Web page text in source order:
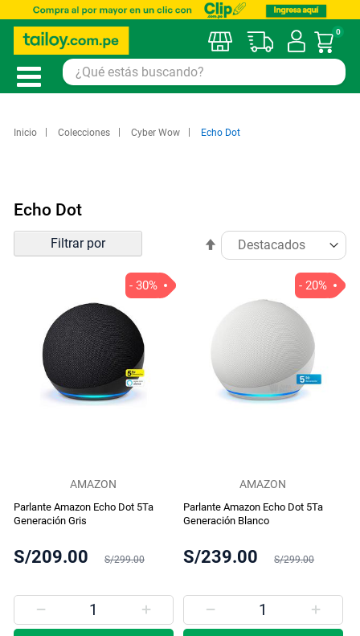
Mi
0
Inicio Colecciones Cyber Wow Echo Dot
Echo Dot
Ordenar
por Establecer
dirección
AMAZON
Parlante Amazon Echo Dot 5Ta
Generación Gris
S/209.00 S/299.00
- 30%
AMAZON
Parlante Amazon Echo Dot 5Ta
Generación Blanco
S/239.00 S/299.00
- 20%
Filtrar por